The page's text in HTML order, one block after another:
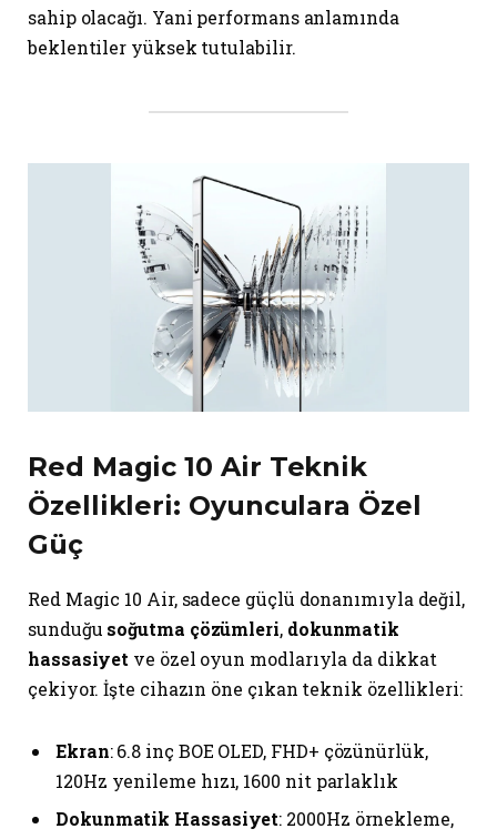
sahip olacağı. Yani performans anlamında
beklentiler yüksek tutulabilir.
Red Magic 10 Air Teknik
Özellikleri: Oyunculara Özel
Güç
Red Magic 10 Air, sadece güçlü donanımıyla değil,
sunduğu soğutma çözümleri, dokunmatik
hassasiyet ve özel oyun modlarıyla da dikkat
çekiyor. İşte cihazın öne çıkan teknik özellikleri:
Ekran: 6.8 inç BOE OLED, FHD+ çözünürlük,
120Hz yenileme hızı, 1600 nit parlaklık
Dokunmatik Hassasiyet: 2000Hz örnekleme,